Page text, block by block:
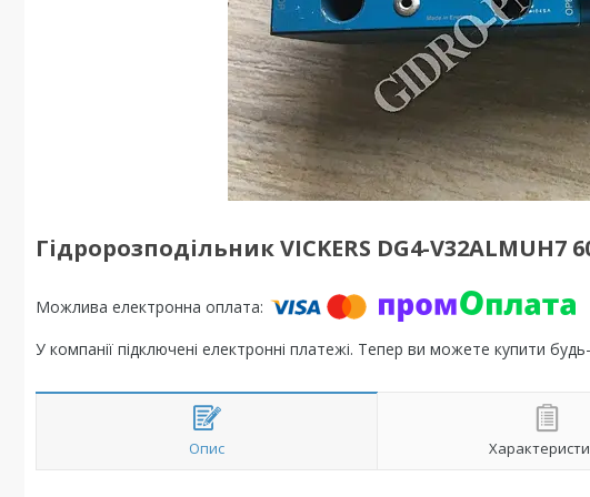
Гідророзподільник VICKERS DG4-V32ALMUH7
У компанії підключені електронні платежі. Тепер ви можете купити
Опис